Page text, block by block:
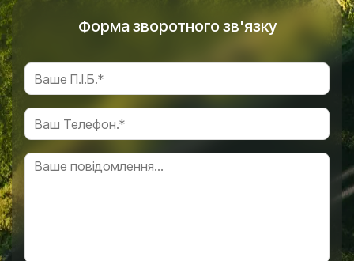
Форма зворотного зв'язку